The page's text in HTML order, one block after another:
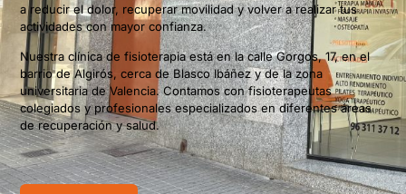
a reducir el dolor, recuperar movilidad y volver a realizar tus
actividades con mayor confianza.
Nuestra clínica de fisioterapia está en la calle Gorgos, 17, en el
barrio de Algirós, cerca de Blasco Ibáñez y de la zona
universitaria de Valencia. Contamos con fisioterapeutas
colegiados y profesionales especializados en diferentes áreas
de recuperación y salud.